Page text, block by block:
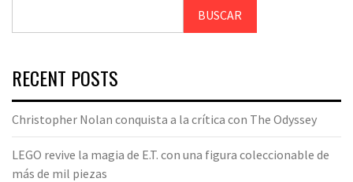
BUSCAR
RECENT POSTS
Christopher Nolan conquista a la crítica con The Odyssey
LEGO revive la magia de E.T. con una figura coleccionable de
más de mil piezas